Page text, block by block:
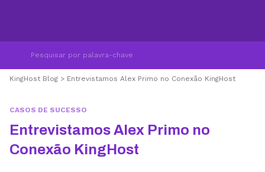
KingHost Blog > Entrevistamos Alex Primo no Conexão KingHost
CASOS DE SUCESSO
Entrevistamos Alex Primo no
Conexão KingHost